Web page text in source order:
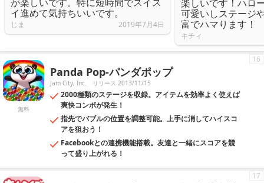
イ進めて気持ちいいです。
じま 2019年7月4日
楽しいです！ハロ
可愛いしステージ
富でハマります！
キチィ
無料
Panda Pop-パンダポップ
Jam City, Inc. リリース 2013/11/15
2000種類のステージを収録。アイテムを効率よく使えば
爽快コンボが発生！
指先でバブルの位置を調整可能。上手に消してハイスコ
アを狙おう！
Facebookとの連携機能搭載。友達と一緒にスコアを競
って盛り上がれる！
16
17